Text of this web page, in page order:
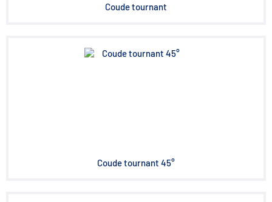
Coude tournant
Coude tournant 45°